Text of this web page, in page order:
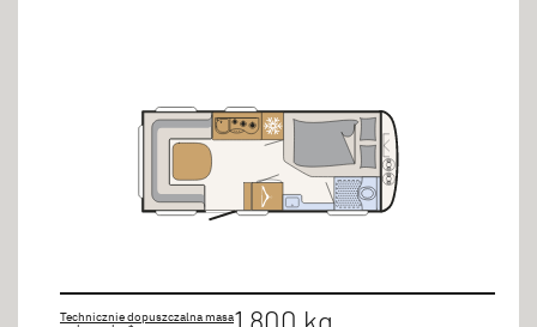
Technicznie dopuszczalna masa